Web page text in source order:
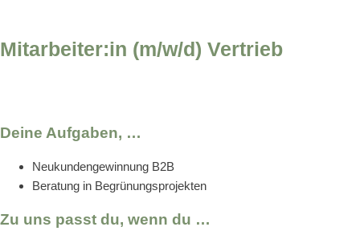
Mitarbeiter:in (m/w/d) Vertrieb
Deine Aufgaben, …
Neukundengewinnung B2B
Beratung in Begrünungsprojekten
Zu uns passt du, wenn du …